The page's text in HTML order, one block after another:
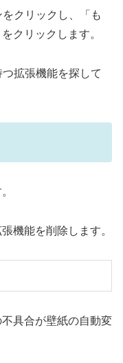
クリックし、「も
クリックします。
拡張機能を探して
機能を削除します。
具合が壁紙の自動変